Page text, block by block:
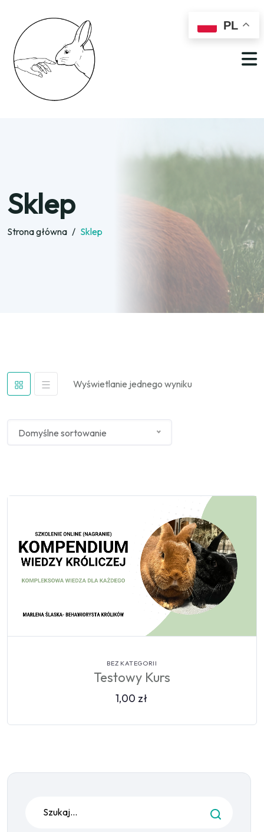
Sklep
Strona główna / Sklep
Wyświetlanie jednego wyniku
Domyślne sortowanie
BEZ KATEGORII
Testowy Kurs
1,00 zł
PL